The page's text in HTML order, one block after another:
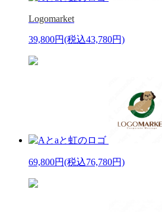
Logomarket
39,800円(税込43,780円)
69,800円(税込76,780円)